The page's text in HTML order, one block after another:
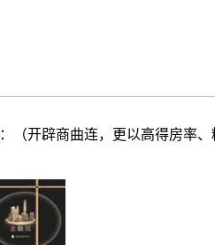
开辟商曲连，更以高得房率